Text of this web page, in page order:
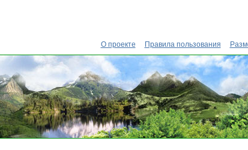
О проекте
Правила пользования